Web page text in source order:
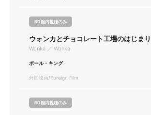
BD館内視聴のみ
ウォンカとチョコレート工場のはじまり
Wonka ／ Wonka
ポール・キング
外国映画/Foreign Film
BD館内視聴のみ